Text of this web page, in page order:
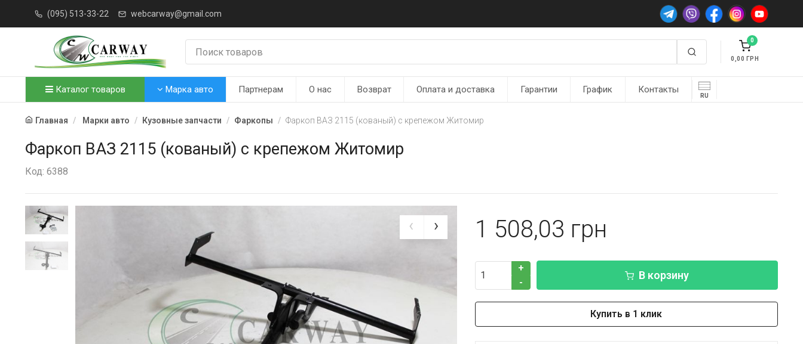
(095) 513-33-22 webcarway@gmail.com
0
0,00
Каталог товаров Марка авто Партнерам О нас Возврат Оплата и доставка Гарантии График Контакты
RU
Главная Марки авто Кузовные запчасти Фаркопы Фаркоп ВАЗ 2115 (кованый) с крепежом Житомир
Фаркоп ВАЗ 2115 (кованый) с крепежом Житомир
Код: 6388
1 508,03
+
-
В корзину
Купить в 1 клик